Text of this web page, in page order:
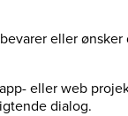
eller
eller web
dialog.